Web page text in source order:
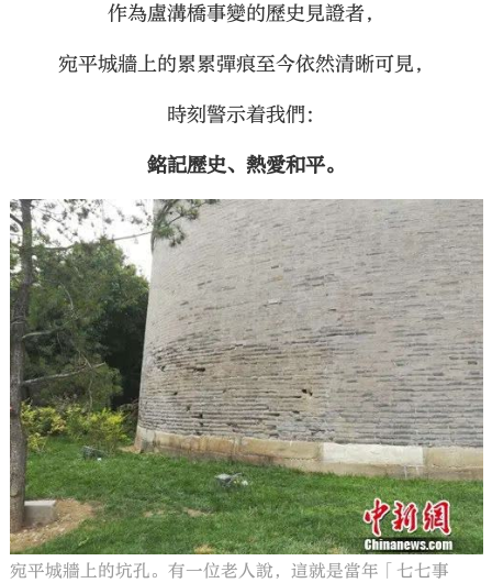
作為盧溝橋事變的歷史見證者，
宛平城牆上的累累彈痕至今依然清晰可見，
時刻警示着我們：
銘記歷史、熱愛和平。
宛平城牆上的坑孔。有一位老人說，這就是當年「七七事